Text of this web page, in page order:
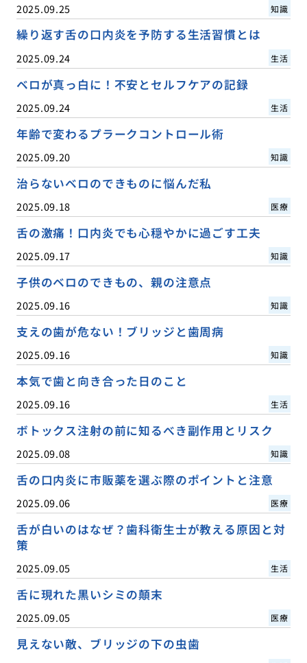
2025.09.25 知識
繰り返す舌の口内炎を予防する生活習慣とは
2025.09.24 生活
ベロが真っ白に！不安とセルフケアの記録
2025.09.24 生活
年齢で変わるプラークコントロール術
2025.09.20 知識
治らないベロのできものに悩んだ私
2025.09.18 医療
舌の激痛！口内炎でも心穏やかに過ごす工夫
2025.09.17 知識
子供のベロのできもの、親の注意点
2025.09.16 知識
支えの歯が危ない！ブリッジと歯周病
2025.09.16 知識
本気で歯と向き合った日のこと
2025.09.16 生活
ボトックス注射の前に知るべき副作用とリスク
2025.09.08 知識
舌の口内炎に市販薬を選ぶ際のポイントと注意
2025.09.06 医療
舌が白いのはなぜ？歯科衛生士が教える原因と対
策
2025.09.05 生活
舌に現れた黒いシミの顛末
2025.09.05 医療
見えない敵、ブリッジの下の虫歯